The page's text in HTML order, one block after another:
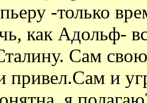
-только
как Адольф-
Сам
привел.Сам и